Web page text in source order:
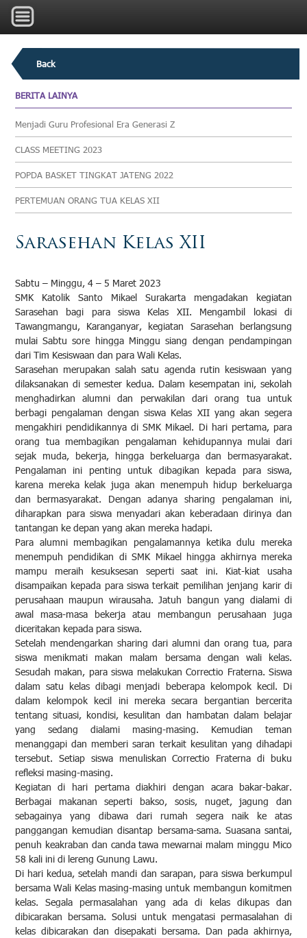
Back
BERITA LAINYA
Menjadi Guru Profesional Era Generasi Z
CLASS MEETING 2023
POPDA BASKET TINGKAT JATENG 2022
PERTEMUAN ORANG TUA KELAS XII
Sarasehan Kelas XII
Sabtu – Minggu, 4 – 5 Maret 2023
SMK Katolik Santo Mikael Surakarta mengadakan kegiatan
Sarasehan bagi para siswa Kelas XII. Mengambil lokasi di
Tawangmangu, Karanganyar, kegiatan Sarasehan berlangsung
mulai Sabtu sore hingga Minggu siang dengan pendampingan
dari Tim Kesiswaan dan para Wali Kelas.
Sarasehan merupakan salah satu agenda rutin kesiswaan yang
dilaksanakan di semester kedua. Dalam kesempatan ini, sekolah
menghadirkan alumni dan perwakilan dari orang tua untuk
berbagi pengalaman dengan siswa Kelas XII yang akan segera
mengakhiri pendidikannya di SMK Mikael. Di hari pertama, para
orang tua membagikan pengalaman kehidupannya mulai dari
sejak muda, bekerja, hingga berkeluarga dan bermasyarakat.
Pengalaman ini penting untuk dibagikan kepada para siswa,
karena mereka kelak juga akan menempuh hidup berkeluarga
dan bermasyarakat. Dengan adanya sharing pengalaman ini,
diharapkan para siswa menyadari akan keberadaan dirinya dan
tantangan ke depan yang akan mereka hadapi.
Para alumni membagikan pengalamannya ketika dulu mereka
menempuh pendidikan di SMK Mikael hingga akhirnya mereka
mampu meraih kesuksesan seperti saat ini. Kiat-kiat usaha
disampaikan kepada para siswa terkait pemilihan jenjang karir di
perusahaan maupun wirausaha. Jatuh bangun yang dialami di
awal masa-masa bekerja atau membangun perusahaan juga
diceritakan kepada para siswa.
Setelah mendengarkan sharing dari alumni dan orang tua, para
siswa menikmati makan malam bersama dengan wali kelas.
Sesudah makan, para siswa melakukan Correctio Fraterna. Siswa
dalam satu kelas dibagi menjadi beberapa kelompok kecil. Di
dalam kelompok kecil ini mereka secara bergantian bercerita
tentang situasi, kondisi, kesulitan dan hambatan dalam belajar
yang sedang dialami masing-masing. Kemudian teman
menanggapi dan memberi saran terkait kesulitan yang dihadapi
tersebut. Setiap siswa menuliskan Correctio Fraterna di buku
refleksi masing-masing.
Kegiatan di hari pertama diakhiri dengan acara bakar-bakar.
Berbagai makanan seperti bakso, sosis, nuget, jagung dan
sebagainya yang dibawa dari rumah segera naik ke atas
panggangan kemudian disantap bersama-sama. Suasana santai,
penuh keakraban dan canda tawa mewarnai malam minggu Mico
58 kali ini di lereng Gunung Lawu.
Di hari kedua, setelah mandi dan sarapan, para siswa berkumpul
bersama Wali Kelas masing-masing untuk membangun komitmen
kelas. Segala permasalahan yang ada di kelas dikupas dan
dibicarakan bersama. Solusi untuk mengatasi permasalahan di
kelas dibicarakan dan disepakati bersama. Dan pada akhirnya,